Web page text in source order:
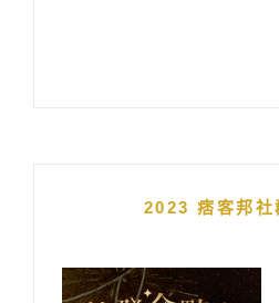
2023 痞客邦社